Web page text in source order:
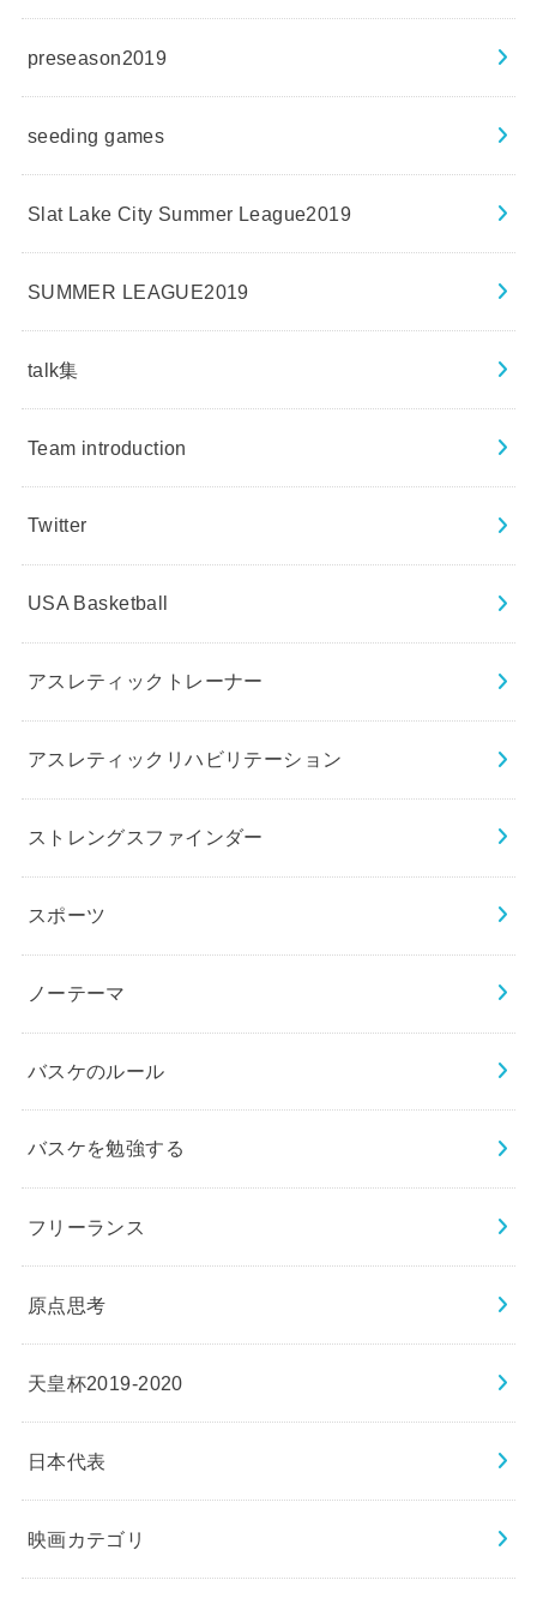
preseason2019
seeding games
Slat Lake City Summer League2019
SUMMER LEAGUE2019
talk集
Team introduction
Twitter
USA Basketball
アスレティックトレーナー
アスレティックリハビリテーション
ストレングスファインダー
スポーツ
ノーテーマ
バスケのルール
バスケを勉強する
フリーランス
原点思考
天皇杯2019-2020
日本代表
映画カテゴリ